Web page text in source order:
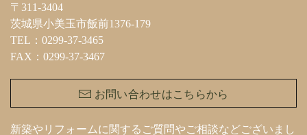
〒311-3404
茨城県小美玉市飯前1376-179
TEL：0299-37-3465
FAX：0299-37-3467
お問い合わせはこちらから
新築やリフォームに関するご質問やご相談などございまし